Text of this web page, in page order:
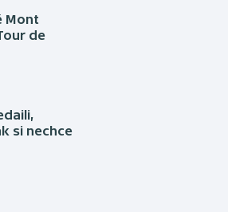
Mont
de
si nechce